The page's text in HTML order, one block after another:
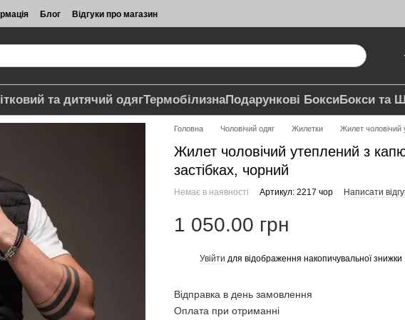
Блог Відгуки про магазин
та дитячий одягТермобілизнаПодарункові БоксиБокси та
Головна Чоловічий одяг Жилетки Жилет чоловічий
Жилет чоловічий утеплений з
застібках, чорний
Немає в наявності Артикул: 2217 чор Написати
1 050.00 грн
Увійти для відображення накопичувальної знижки
Відправка в день замовлення
Оплата при отриманні